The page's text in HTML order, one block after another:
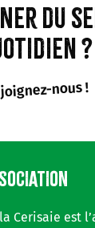
du
?
nous !
Cerisaie est